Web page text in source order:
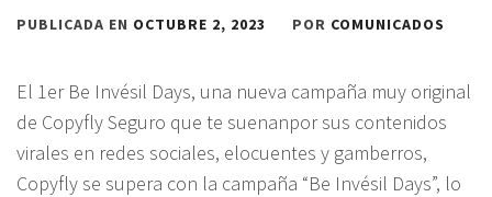
PUBLICADA EN OCTUBRE 2, 2023 POR COMUNICADOS
El 1er Be Invésil Days, una nueva campaña muy original
de Copyfly Seguro que te suenanpor sus contenidos
virales en redes sociales, elocuentes y gamberros,
Copyfly se supera con la campaña “Be Invésil Days”, lo